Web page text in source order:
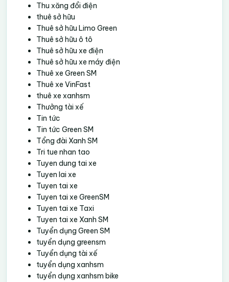
Thu xăng đổi điện
thuê sở hữu
Thuê sở hữu Limo Green
Thuê sở hữu ô tô
Thuê sở hữu xe điện
Thuê sở hữu xe máy điện
Thuê xe Green SM
Thuê xe VinFast
thuê xe xanhsm
Thưởng tài xế
Tin tức
Tin tức Green SM
Tổng đài Xanh SM
Tri tue nhan tao
Tuyen dung tai xe
Tuyen lai xe
Tuyen tai xe
Tuyen tai xe GreenSM
Tuyen tai xe Taxi
Tuyen tai xe Xanh SM
Tuyển dụng Green SM
tuyển dụng greensm
Tuyển dụng tài xế
tuyển dụng xanhsm
tuyển dụng xanhsm bike